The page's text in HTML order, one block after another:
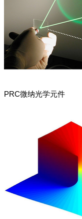
PRC微纳光学元件